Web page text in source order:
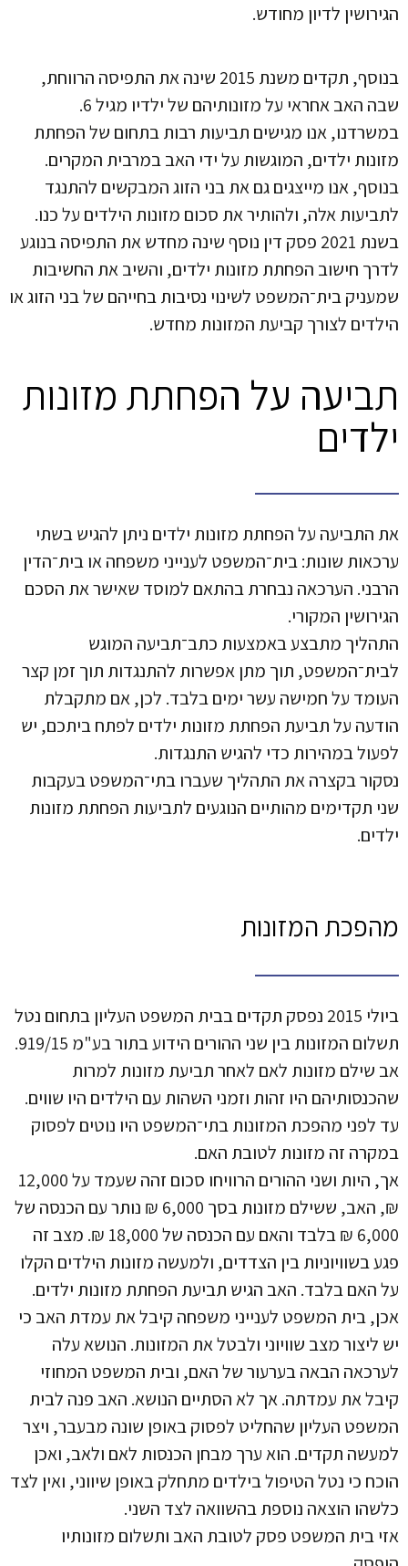
הגירושין לדיון מחודש.
בנוסף, תקדים משנת 2015 שינה את התפיסה הרווחת,
שבה האב אחראי על מזונותיהם של ילדיו מגיל 6.
במשרדנו, אנו מגישים תביעות רבות בתחום של הפחתת
מזונות ילדים, המוגשות על ידי האב במרבית המקרים.
בנוסף, אנו מייצגים גם את בני הזוג המבקשים להתנגד
לתביעות אלה, ולהותיר את סכום מזונות הילדים על כנו.
בשנת 2021 פסק דין נוסף שינה מחדש את התפיסה בנוגע
לדרך חישוב הפחתת מזונות ילדים, והשיב את החשיבות
שמעניק בית־המשפט לשינוי נסיבות בחייהם של בני הזוג או
הילדים לצורך קביעת המזונות מחדש.
תביעה על הפחתת מזונות
ילדים
את התביעה על הפחתת מזונות ילדים ניתן להגיש בשתי
ערכאות שונות: בית־המשפט לענייני משפחה או בית־הדין
הרבני. הערכאה נבחרת בהתאם למוסד שאישר את הסכם
הגירושין המקורי.
התהליך מתבצע באמצעות כתב־תביעה המוגש
לבית־המשפט, תוך מתן אפשרות להתנגדות תוך זמן קצר
העומד על חמישה עשר ימים בלבד. לכן, אם מתקבלת
הודעה על תביעת הפחתת מזונות ילדים לפתח ביתכם, יש
לפעול במהירות כדי להגיש התנגדות.
נסקור בקצרה את התהליך שעברו בתי־המשפט בעקבות
שני תקדימים מהותיים הנוגעים לתביעות הפחתת מזונות
ילדים.
מהפכת המזונות
ביולי 2015 נפסק תקדים בבית המשפט העליון בתחום נטל
תשלום המזונות בין שני ההורים הידוע בתור בע"מ 919/15.
אב שילם מזונות לאם לאחר תביעת מזונות למרות
שהכנסותיהם היו זהות וזמני השהות עם הילדים היו שווים.
עד לפני מהפכת המזונות בתי־המשפט היו נוטים לפסוק
במקרה זה מזונות לטובת האם.
אך, היות ושני ההורים הרוויחו סכום זהה שעמד על 12,000
₪, האב, ששילם מזונות בסך 6,000 ₪ נותר עם הכנסה של
6,000 ₪ בלבד והאם עם הכנסה של 18,000 ₪. מצב זה
פגע בשוויוניות בין הצדדים, ולמעשה מזונות הילדים הקלו
על האם בלבד. האב הגיש תביעת הפחתת מזונות ילדים.
אכן, בית המשפט לענייני משפחה קיבל את עמדת האב כי
יש ליצור מצב שוויוני ולבטל את המזונות. הנושא עלה
לערכאה הבאה בערעור של האם, ובית המשפט המחוזי
קיבל את עמדתה. אך לא הסתיים הנושא. האב פנה לבית
המשפט העליון שהחליט לפסוק באופן שונה מבעבר, ויצר
למעשה תקדים. הוא ערך מבחן הכנסות לאם ולאב, ואכן
הוכח כי נטל הטיפול בילדים מתחלק באופן שיווני, ואין לצד
כלשהו הוצאה נוספת בהשוואה לצד השני.
אזי בית המשפט פסק לטובת האב ותשלום מזונותיו